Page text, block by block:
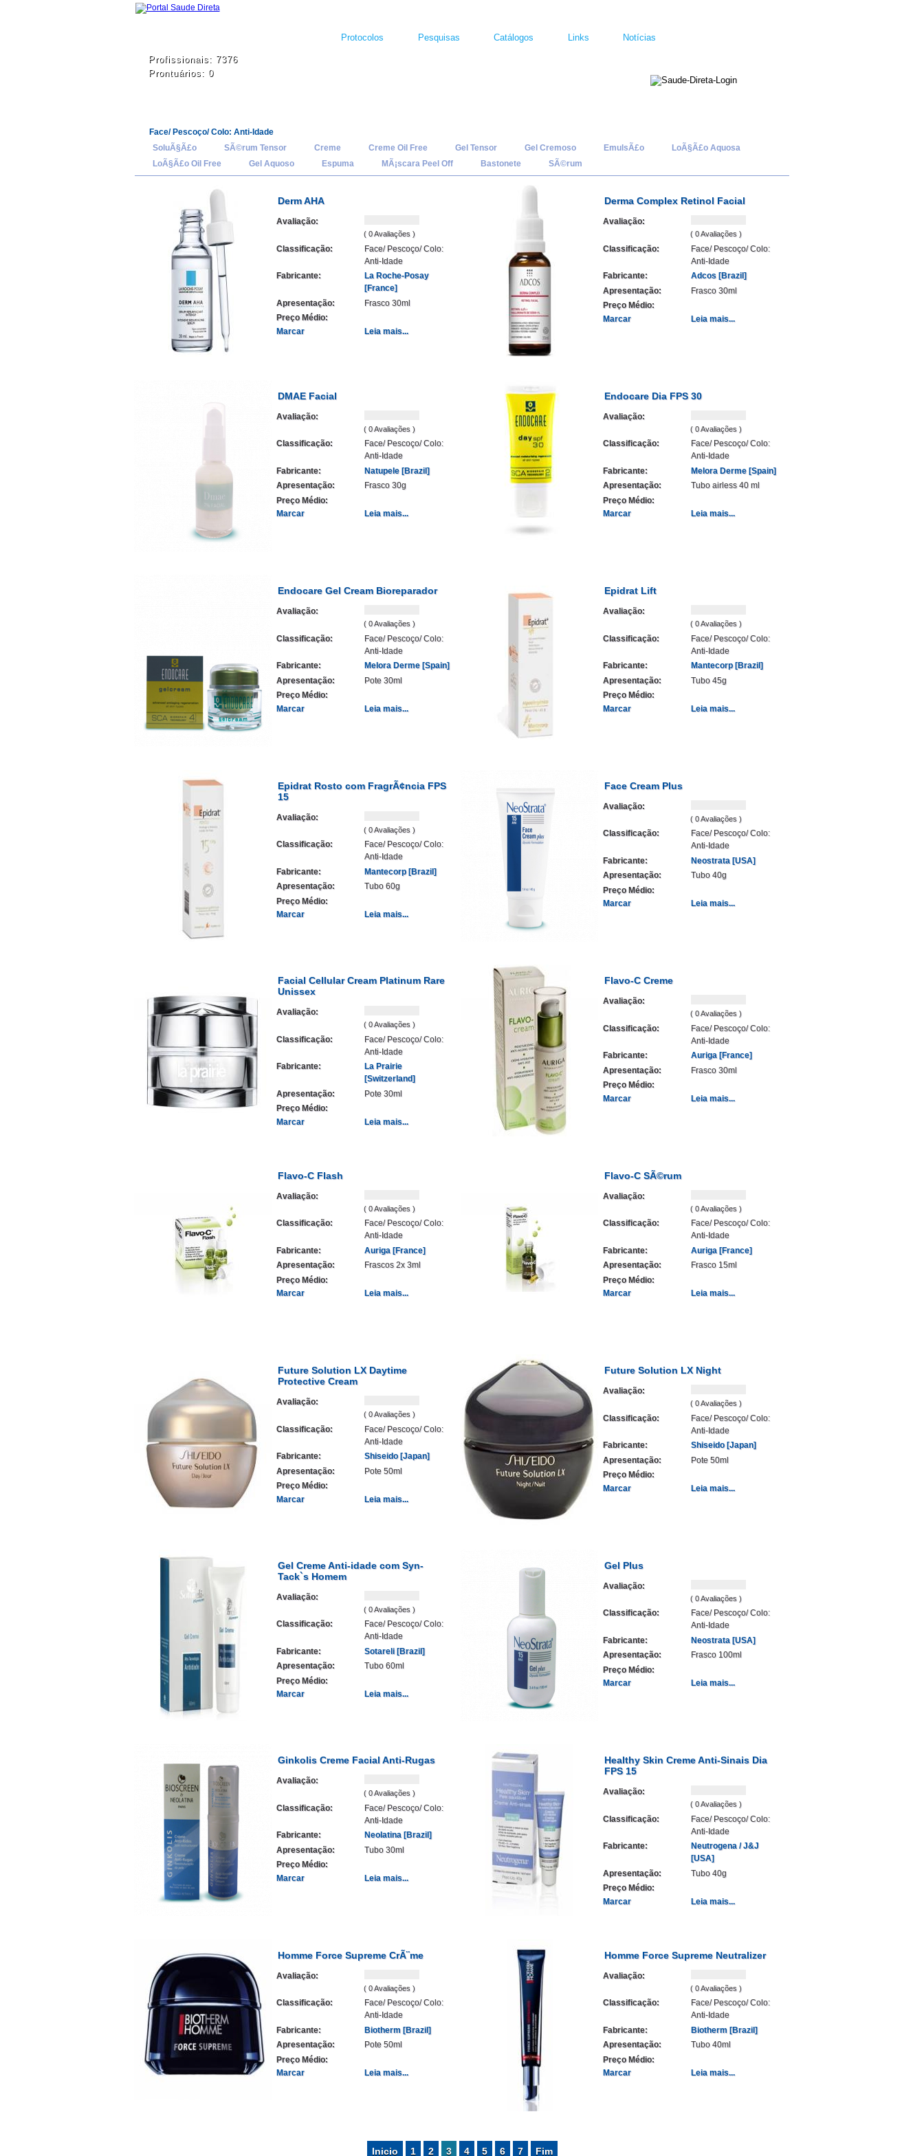
Protocolos Pesquisas Catálogos Links Notícias
Profissionais: 7376
Prontuários: 0
Face/ Pescoço/ Colo: Anti-Idade
SoluÃ§Ã£o
SÃ©rum Tensor Creme Creme Oil Free Gel Tensor Gel Cremoso EmulsÃ£o
LoÃ§Ã£o Aquosa
LoÃ§Ã£o Oil Free
Gel Aquoso Espuma MÃ¡scara Peel Off Bastonete SÃ©rum
Derm AHA
Avaliação:
( 0 Avaliações )
Classificação:
Face/ Pescoço/ Colo:
Anti-Idade
Fabricante:
La Roche-Posay
[France]
Apresentação:
Frasco 30ml
Preço Médio:
Marcar
Leia mais...
Derma Complex Retinol Facial
Avaliação:
( 0 Avaliações )
Classificação:
Face/ Pescoço/ Colo:
Anti-Idade
Fabricante:
Adcos [Brazil]
Apresentação:
Frasco 30ml
Preço Médio:
Marcar
Leia mais...
DMAE Facial
Avaliação:
( 0 Avaliações )
Classificação:
Face/ Pescoço/ Colo:
Anti-Idade
Fabricante:
Natupele [Brazil]
Apresentação:
Frasco 30g
Preço Médio:
Marcar
Leia mais...
Endocare Dia FPS 30
Avaliação:
( 0 Avaliações )
Classificação:
Face/ Pescoço/ Colo:
Anti-Idade
Fabricante:
Melora Derme [Spain]
Apresentação:
Tubo airless 40 ml
Preço Médio:
Marcar
Leia mais...
Endocare Gel Cream Bioreparador
Avaliação:
( 0 Avaliações )
Classificação:
Face/ Pescoço/ Colo:
Anti-Idade
Fabricante:
Melora Derme [Spain]
Apresentação:
Pote 30ml
Preço Médio:
Marcar
Leia mais...
Epidrat Lift
Avaliação:
( 0 Avaliações )
Classificação:
Face/ Pescoço/ Colo:
Anti-Idade
Fabricante:
Mantecorp [Brazil]
Apresentação:
Tubo 45g
Preço Médio:
Marcar
Leia mais...
Epidrat Rosto com FragrÃ¢ncia FPS
15
Avaliação:
( 0 Avaliações )
Classificação:
Face/ Pescoço/ Colo:
Anti-Idade
Fabricante:
Mantecorp [Brazil]
Apresentação:
Tubo 60g
Preço Médio:
Marcar
Leia mais...
Face Cream Plus
Avaliação:
( 0 Avaliações )
Classificação:
Face/ Pescoço/ Colo:
Anti-Idade
Fabricante:
Neostrata [USA]
Apresentação:
Tubo 40g
Preço Médio:
Marcar
Leia mais...
Facial Cellular Cream Platinum Rare
Unissex
Avaliação:
( 0 Avaliações )
Classificação:
Face/ Pescoço/ Colo:
Anti-Idade
Fabricante:
La Prairie
[Switzerland]
Apresentação:
Pote 30ml
Preço Médio:
Marcar
Leia mais...
Flavo-C Creme
Avaliação:
( 0 Avaliações )
Classificação:
Face/ Pescoço/ Colo:
Anti-Idade
Fabricante:
Auriga [France]
Apresentação:
Frasco 30ml
Preço Médio:
Marcar
Leia mais...
Flavo-C Flash
Avaliação:
( 0 Avaliações )
Classificação:
Face/ Pescoço/ Colo:
Anti-Idade
Fabricante:
Auriga [France]
Apresentação:
Frascos 2x 3ml
Preço Médio:
Marcar
Leia mais...
Flavo-C SÃ©rum
Avaliação:
( 0 Avaliações )
Classificação:
Face/ Pescoço/ Colo:
Anti-Idade
Fabricante:
Auriga [France]
Apresentação:
Frasco 15ml
Preço Médio:
Marcar
Leia mais...
Future Solution LX Daytime
Protective Cream
Avaliação:
( 0 Avaliações )
Classificação:
Face/ Pescoço/ Colo:
Anti-Idade
Fabricante:
Shiseido [Japan]
Apresentação:
Pote 50ml
Preço Médio:
Marcar
Leia mais...
Future Solution LX Night
Avaliação:
( 0 Avaliações )
Classificação:
Face/ Pescoço/ Colo:
Anti-Idade
Fabricante:
Shiseido [Japan]
Apresentação:
Pote 50ml
Preço Médio:
Marcar
Leia mais...
Gel Creme Anti-idade com Syn-
Tack`s Homem
Avaliação:
( 0 Avaliações )
Classificação:
Face/ Pescoço/ Colo:
Anti-Idade
Fabricante:
Sotareli [Brazil]
Apresentação:
Tubo 60ml
Preço Médio:
Marcar
Leia mais...
Gel Plus
Avaliação:
( 0 Avaliações )
Classificação:
Face/ Pescoço/ Colo:
Anti-Idade
Fabricante:
Neostrata [USA]
Apresentação:
Frasco 100ml
Preço Médio:
Marcar
Leia mais...
Ginkolis Creme Facial Anti-Rugas
Avaliação:
( 0 Avaliações )
Classificação:
Face/ Pescoço/ Colo:
Anti-Idade
Fabricante:
Neolatina [Brazil]
Apresentação:
Tubo 30ml
Preço Médio:
Marcar
Leia mais...
Healthy Skin Creme Anti-Sinais Dia
FPS 15
Avaliação:
( 0 Avaliações )
Classificação:
Face/ Pescoço/ Colo:
Anti-Idade
Fabricante:
Neutrogena / J&J
[USA]
Apresentação:
Tubo 40g
Preço Médio:
Marcar
Leia mais...
Homme Force Supreme CrÃ¨me
Avaliação:
( 0 Avaliações )
Classificação:
Face/ Pescoço/ Colo:
Anti-Idade
Fabricante:
Biotherm [Brazil]
Apresentação:
Pote 50ml
Preço Médio:
Marcar
Leia mais...
Homme Force Supreme Neutralizer
Avaliação:
( 0 Avaliações )
Classificação:
Face/ Pescoço/ Colo:
Anti-Idade
Fabricante:
Biotherm [Brazil]
Apresentação:
Tubo 40ml
Preço Médio:
Marcar
Leia mais...
Inicio 1 2 3 4 5 6 7 Fim